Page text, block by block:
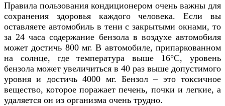
Правила пользования кондиционером очень важны для
сохранения здоровья каждого человека. Если вы
оставляете автомобиль в тени с закрытыми окнами, то
за 24 часа содержание бензола в воздухе автомобиля
может достичь 800 мг. В автомобиле, припаркованном
на солнце, где температура выше 16°C, уровень
бензола может увеличиться в 40 раз выше допустимого
уровня и достичь 4000 мг. Бензол – это токсичное
вещество, которое поражает печень, почки и легкие, а
удаляется он из организма очень трудно.